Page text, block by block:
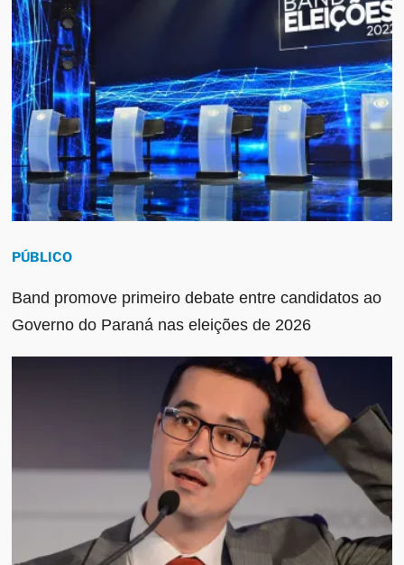
PÚBLICO
Band promove primeiro debate entre candidatos ao
Governo do Paraná nas eleições de 2026